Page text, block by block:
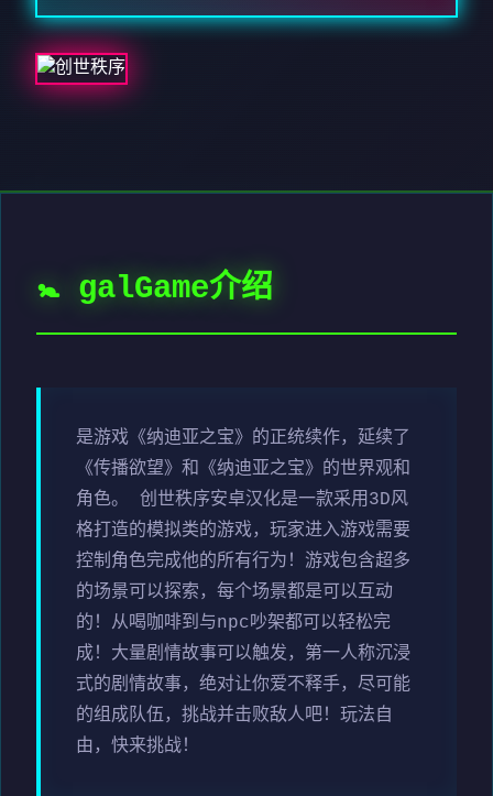
🚼 galGame介绍
是游戏《纳迪亚之宝》的正统续作，延续了
《传播欲望》和《纳迪亚之宝》的世界观和
角色。 创世秩序安卓汉化是一款采用3D风
格打造的模拟类的游戏，玩家进入游戏需要
控制角色完成他的所有行为！游戏包含超多
的场景可以探索，每个场景都是可以互动
的！从喝咖啡到与npc吵架都可以轻松完
成！大量剧情故事可以触发，第一人称沉浸
式的剧情故事，绝对让你爱不释手，尽可能
的组成队伍，挑战并击败敌人吧！玩法自
由，快来挑战！